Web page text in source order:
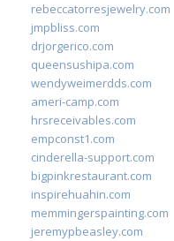
rebeccatorresjewelry.com
jmpbliss.com
drjorgerico.com
queensushipa.com
wendyweimerdds.com
ameri-camp.com
hrsreceivables.com
empconst1.com
cinderella-support.com
bigpinkrestaurant.com
inspirehuahin.com
memmingerspainting.com
jeremypbeasley.com